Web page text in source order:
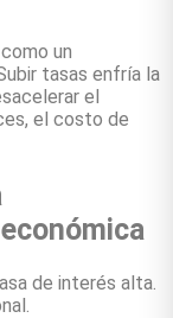
un
tasas enfría la
el
el costo de
de interés alta.